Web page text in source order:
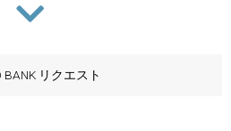
BANK リクエスト